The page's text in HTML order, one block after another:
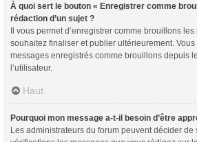
À quoi sert le bouton « Enregistrer comme
rédaction d’un sujet ?
Il vous permet d’enregistrer comme brouillons
souhaitez finaliser et publier ultérieurement.
messages enregistrés comme brouillons depuis
l’utilisateur.
Haut
Pourquoi mon message a-t-il besoin d’être
Les administrateurs du forum peuvent décider de